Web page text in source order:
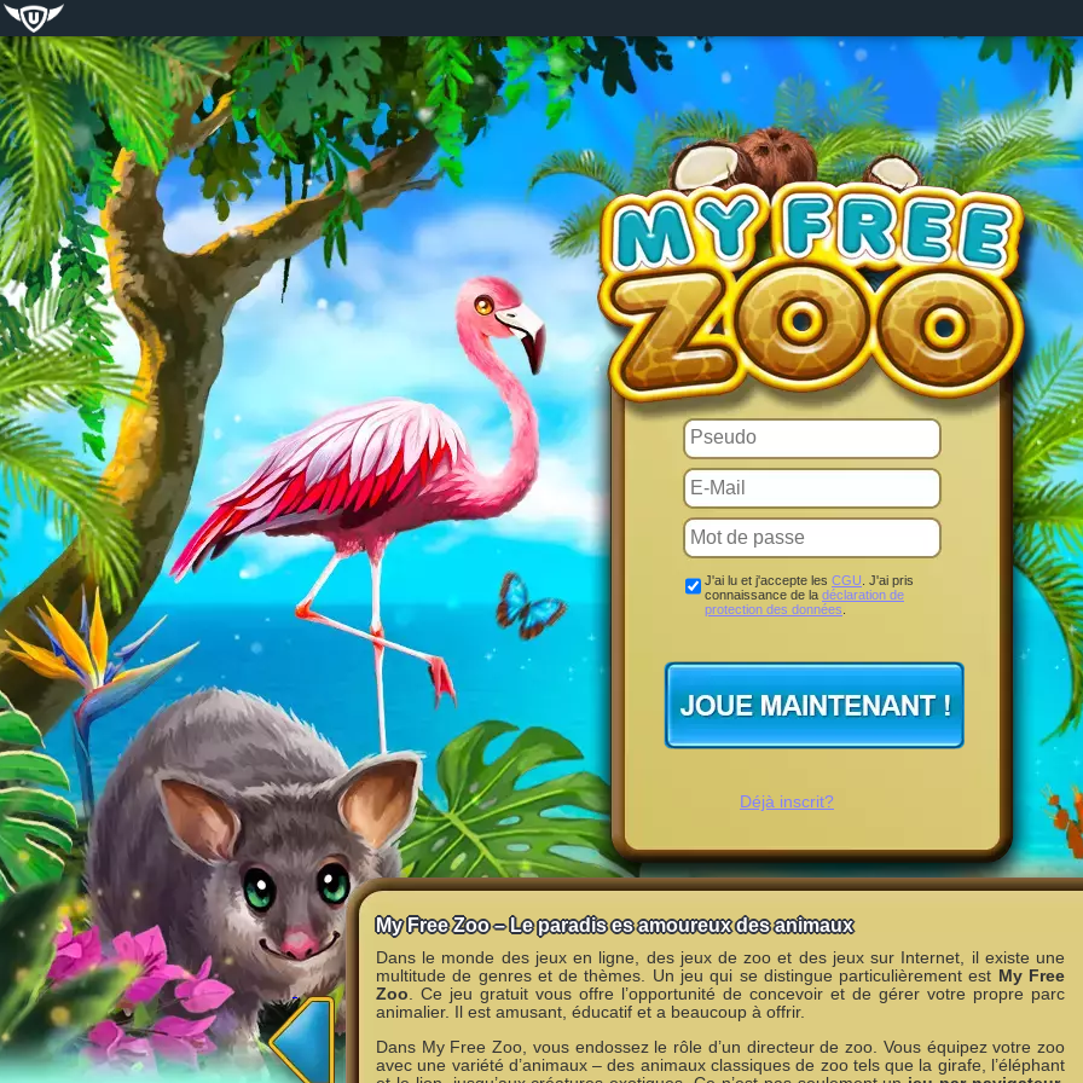
J'ai lu et j'accepte les CGU . J'ai pris
connaissance de la déclaration de
protection des données
Déjà inscrit?
My Free Zoo – Le paradis es amoureux des animaux
Dans le monde des jeux en ligne, des jeux de zoo et des jeux sur Internet, il existe une
multitude de genres et de thèmes. Un jeu qui se distingue particulièrement est My Free
Zoo . Ce jeu gratuit vous offre l’opportunité de concevoir et de gérer votre propre parc
animalier. Il est amusant, éducatif et a beaucoup à offrir.
Dans My Free Zoo, vous endossez le rôle d’un directeur de zoo. Vous équipez votre zoo
avec une variété d’animaux – des animaux classiques de zoo tels que la girafe, l’éléphant